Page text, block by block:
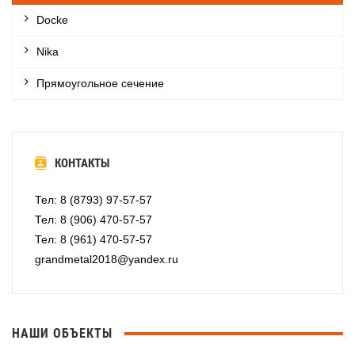
Docke
Nika
Прямоугольное сечение
КОНТАКТЫ
Тел: 8 (8793) 97-57-57
Тел: 8 (906) 470-57-57
Тел: 8 (961) 470-57-57
grandmetal2018@yandex.ru
НАШИ ОБЪЕКТЫ